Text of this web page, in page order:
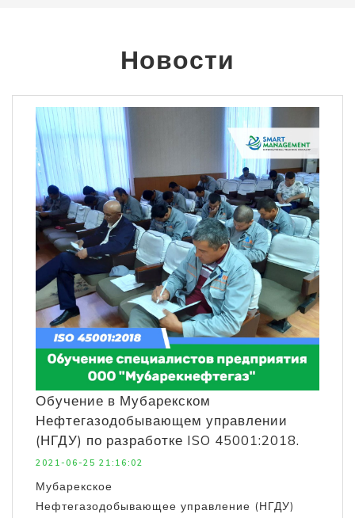
Новости
Обучение в Мубарекском
Нефтегазодобывающем управлении
(НГДУ) по разработке ISO 45001:2018.
2021-06-25 21:16:02
Мубарекское
Нефтегазодобывающее управление (НГДУ)